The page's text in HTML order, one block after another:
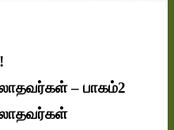
– பாகம்2